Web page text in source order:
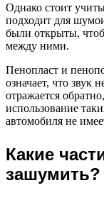
Однако стоит
подходит для
были открыты,
между ними.
Пенопласт и
означает, что звук
отражается
использование
автомобиля не
Какие
зашумить?